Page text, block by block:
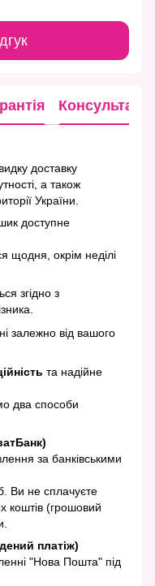
Консультація
доставку
а також
України.
доступне
щодня, окрім неділі
згідно з
залежно від вашого
та надійне
два способи
за банківськими
Ви не сплачуєте
коштів (грошовий
платіж)
"Нова Пошта" під